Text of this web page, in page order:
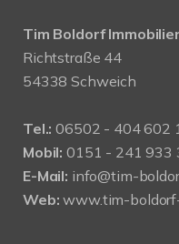
Tim Boldorf
Richtstraße 44
54338 Schweich
Tel.: 06502 - 404 602 1
Mobil: 0151 - 241 933
E-Mail: info@tim-
Web:www.tim-